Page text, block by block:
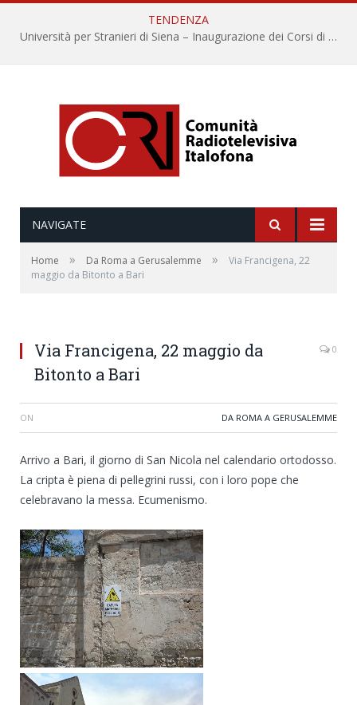
TENDENZA
Università per Stranieri di Siena – Inaugurazione dei Corsi di Lingua e Cultura Italiana, 109a annata
NAVIGATE
Home » Da Roma a Gerusalemme »
Via Francigena, 22
maggio da Bitonto a Bari
Via Francigena, 22 maggio da
Bitonto a Bari
0
ON DA ROMA A GERUSALEMME
Arrivo a Bari, il giorno di San Nicola nel calendario ortodosso.
La cripta è piena di pellegrini russi, con i loro pope che
celebravano la messa. Ecumenismo.